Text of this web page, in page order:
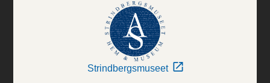
Strindbergsmuseet